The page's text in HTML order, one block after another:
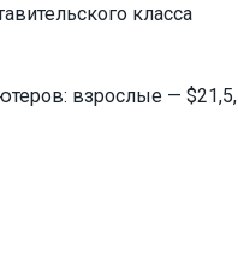
класса
взрослые — $21,5,